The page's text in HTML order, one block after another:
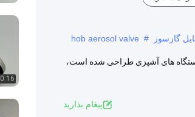
گازسوز
#
hob aerosol valve
دستگاه های آشپزی طراحی شده است،
پيغام بذاريد